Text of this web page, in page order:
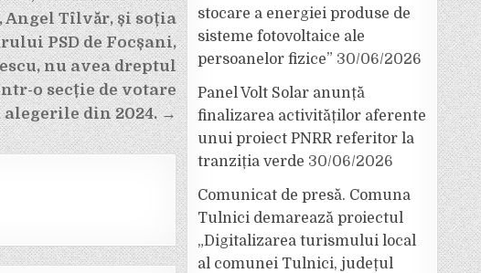
Angel Tîlvăr, și soția
PSD de Focșani,
nu avea dreptul
o secție de votare
alegerile din 2024. →
stocare a energiei produse de
sisteme fotovoltaice ale
persoanelor fizice” 30/06/2026
Panel Volt Solar anunță
finalizarea activităților aferente
unui proiect PNRR referitor la
tranziția verde 30/06/2026
Comunicat de presă. Comuna
Tulnici demarează proiectul
„Digitalizarea turismului local
al comunei Tulnici, județul